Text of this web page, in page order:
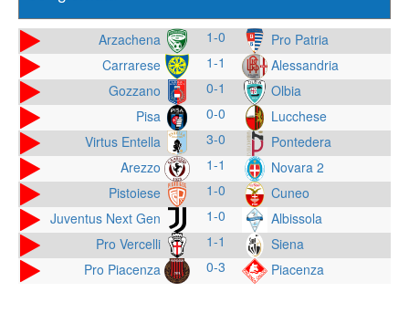
Arzachena 1-0
Pro Patria
Carrarese
1-1
Alessandria
Gozzano
0-1
Olbia
Pisa
0-0
Lucchese
Virtus Entella
3-0
Pontedera
Arezzo
1-1
Novara 2
Pistoiese
1-0
Cuneo
Juventus Next Gen
1-0
Albissola
Pro Vercelli
1-1
Siena
Pro Piacenza
0-3 Piacenza